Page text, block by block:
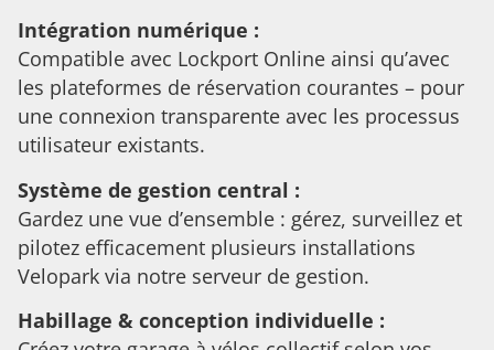
Intégration numérique :
Compatible avec Lockport Online ainsi qu’avec
les plateformes de réservation courantes – pour
une connexion transparente avec les processus
utilisateur existants.
Système de gestion central :
Gardez une vue d’ensemble : gérez, surveillez et
pilotez efficacement plusieurs installations
Velopark via notre serveur de gestion.
Habillage & conception individuelle :